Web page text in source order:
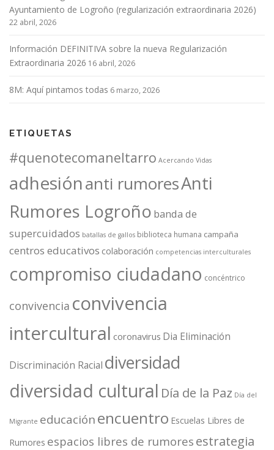
Ayuntamiento de Logroño (regularización extraordinaria 2026)
22 abril, 2026
Información DEFINITIVA sobre la nueva Regularización
Extraordinaria 2026 16 abril, 2026
8M: Aquí pintamos todas 6 marzo, 2026
ETIQUETAS
#quenotecomaneltarro Acercando Vidas
adhesiónanti rumoresAnti
Rumores Logroño banda de
supercuidados batallas de gallos biblioteca humana campaña
centros educativos colaboración competencias interculturales
compromiso ciudadano concéntrico
convivencia convivencia
intercultural coronavirus Dia Eliminación
Discriminación Racial diversidad
diversidad cultural Día de la Paz Día del
Migrante educaciónencuentro Escuelas Libres de
Rumores espacios libres de rumores estrategia